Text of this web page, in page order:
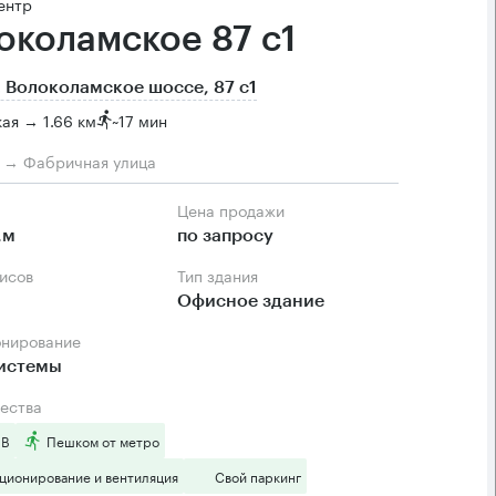
87 с1
Волоколамское шоссе, 87 с1
→ 1.66 км ~17 мин
→ Фабричная улица
Цена продажи
по запросу
Тип здания
Офисное здание
Пешком от метро
и вентиляция
Свой паркинг